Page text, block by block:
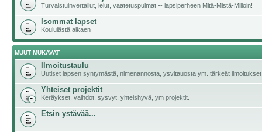
Turvaistuinvertailut, lelut, vaatetuspulmat -- lapsiperheen Mitä-Mistä-Milloin!
Isommat lapset
Kouluiästä alkaen
MUUT MUKAVAT
Ilmoitustaulu
Uutiset lapsen syntymästä, nimenannosta, ysvitauosta ym. tärkeät ilmoitukset
Yhteiset projektit
Keräykset, vaihdot, sysvyt, yhteishyvä, ym projektit.
Etsin ystävää...